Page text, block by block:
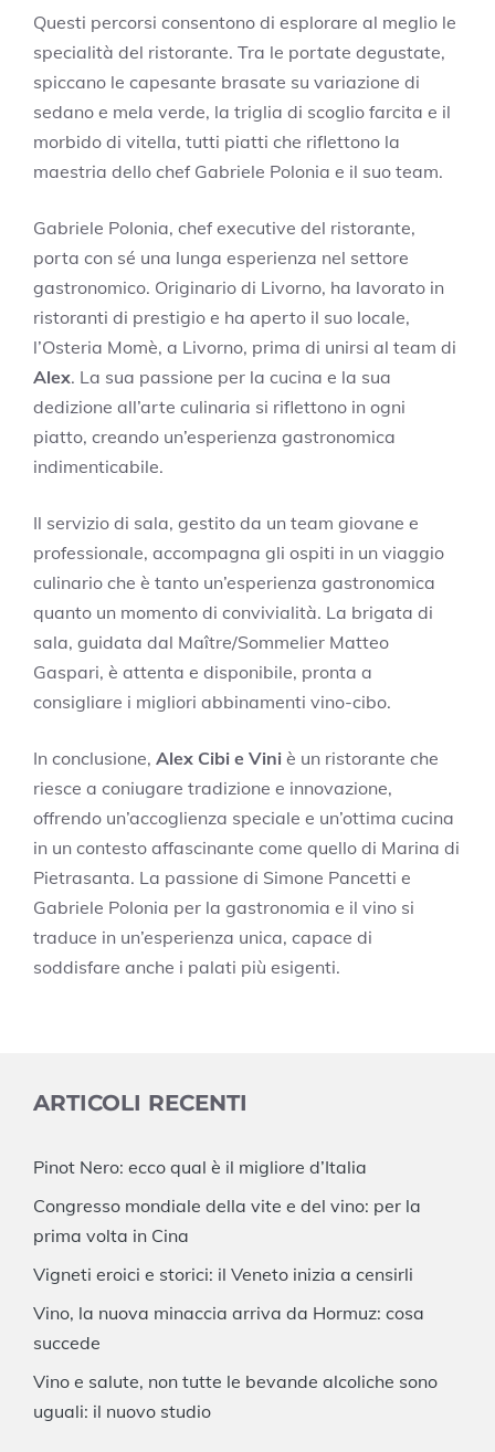
Questi percorsi consentono di esplorare al meglio le
specialità del ristorante. Tra le portate degustate,
spiccano le capesante brasate su variazione di
sedano e mela verde, la triglia di scoglio farcita e il
morbido di vitella, tutti piatti che riflettono la
maestria dello chef Gabriele Polonia e il suo team.
Gabriele Polonia, chef executive del ristorante,
porta con sé una lunga esperienza nel settore
gastronomico. Originario di Livorno, ha lavorato in
ristoranti di prestigio e ha aperto il suo locale,
l’Osteria Momè, a Livorno, prima di unirsi al team di
Alex. La sua passione per la cucina e la sua
dedizione all’arte culinaria si riflettono in ogni
piatto, creando un’esperienza gastronomica
indimenticabile.
Il servizio di sala, gestito da un team giovane e
professionale, accompagna gli ospiti in un viaggio
culinario che è tanto un’esperienza gastronomica
quanto un momento di convivialità. La brigata di
sala, guidata dal Maître/Sommelier Matteo
Gaspari, è attenta e disponibile, pronta a
consigliare i migliori abbinamenti vino-cibo.
In conclusione, Alex Cibi e Vini è un ristorante che
riesce a coniugare tradizione e innovazione,
offrendo un’accoglienza speciale e un’ottima cucina
in un contesto affascinante come quello di Marina di
Pietrasanta. La passione di Simone Pancetti e
Gabriele Polonia per la gastronomia e il vino si
traduce in un’esperienza unica, capace di
soddisfare anche i palati più esigenti.
ARTICOLI RECENTI
Pinot Nero: ecco qual è il migliore d’Italia
Congresso mondiale della vite e del vino: per la
prima volta in Cina
Vigneti eroici e storici: il Veneto inizia a censirli
Vino, la nuova minaccia arriva da Hormuz: cosa
succede
Vino e salute, non tutte le bevande alcoliche sono
uguali: il nuovo studio